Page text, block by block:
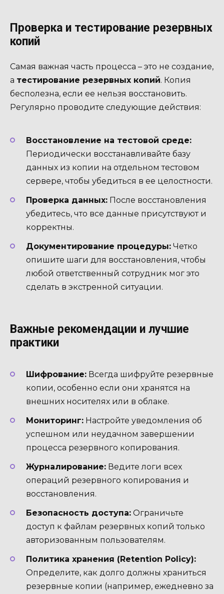
Проверка и тестирование резервных
копий
Самая важная часть процесса – это не создание,
а тестирование резервных копий. Копия
бесполезна, если ее нельзя восстановить.
Регулярно проводите следующие действия:
Восстановление на тестовой среде:
Периодически восстанавливайте базу
данных из копии на отдельном тестовом
сервере, чтобы убедиться в ее целостности.
Проверка данных: После восстановления
убедитесь, что все данные присутствуют и
корректны.
Документирование процедуры: Четко
опишите шаги для восстановления, чтобы
любой ответственный сотрудник мог это
сделать в экстренной ситуации.
Важные рекомендации и лучшие
практики
Шифрование: Всегда шифруйте резервные
копии, особенно если они хранятся на
внешних носителях или в облаке.
Мониторинг: Настройте уведомления об
успешном или неудачном завершении
процесса резервного копирования.
Журналирование: Ведите логи всех
операций резервного копирования и
восстановления.
Безопасность доступа: Ограничьте
доступ к файлам резервных копий только
авторизованным пользователям.
Политика хранения (Retention Policy):
Определите, как долго должны храниться
резервные копии (например, ежедневно за